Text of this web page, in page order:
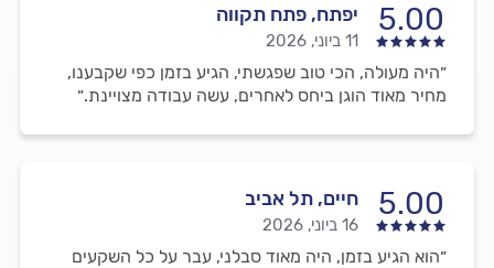
5.00 יפתח, פתח תקווה
11 ביוני, 2026
״היה מעולה, הכי טוב שפגשתי, הגיע בזמן כפי שקבענו,
מחיר מאוד הוגן ביחס לאחרים, עשה עבודה מצויינת.״
5.00 חיים, תל אביב
16 ביוני, 2026
״הוא הגיע בזמן, היה מאוד סבלני, עבר על כל השקעים